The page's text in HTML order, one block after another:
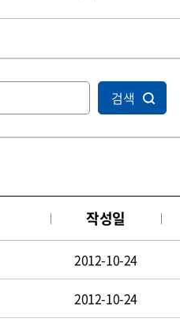
검색
작성일
2012-10-24
2012-10-24